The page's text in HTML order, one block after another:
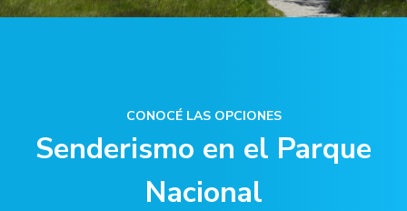
CONOCÉ LAS OPCIONES
Senderismo en el Parque
Nacional